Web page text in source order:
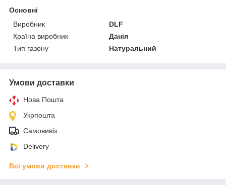
Основні
Виробник
DLF
Країна виробник
Данія
Тип газону
Натуральний
Умови доставки
Нова Пошта
Укрпошта
Самовивіз
Delivery
Всі умови доставки